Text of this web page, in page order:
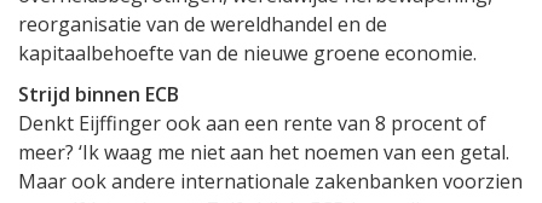
reorganisatie van de wereldhandel en de
kapitaalbehoefte van de nieuwe groene economie.
Strijd binnen ECB
Denkt Eijffinger ook aan een rente van 8 procent of
meer? ‘Ik waag me niet aan het noemen van een getal.
Maar ook andere internationale zakenbanken voorzien